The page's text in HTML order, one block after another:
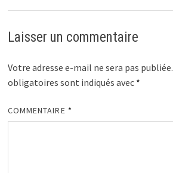
Laisser un commentaire
Votre adresse e-mail ne sera pas publiée.
obligatoires sont indiqués avec *
COMMENTAIRE *